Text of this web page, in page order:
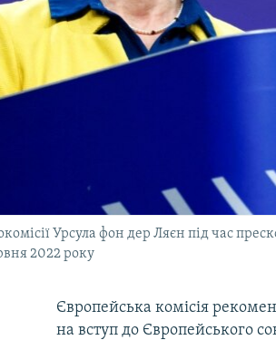
Урсула фон дер Ляєн під час
2022 року
Європейська комісія
на вступ до Європейського